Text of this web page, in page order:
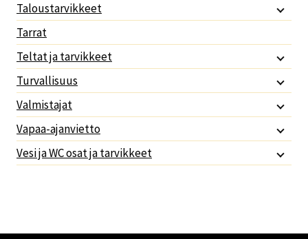
Taloustarvikkeet
Tarrat
Teltat ja tarvikkeet
Turvallisuus
Valmistajat
Vapaa-ajanvietto
Vesi ja WC osat ja tarvikkeet